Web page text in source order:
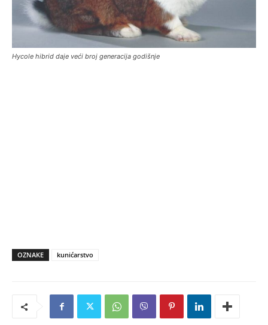
Hycole hibrid daje veći broj generacija godišnje
OZNAKE kunićarstvo